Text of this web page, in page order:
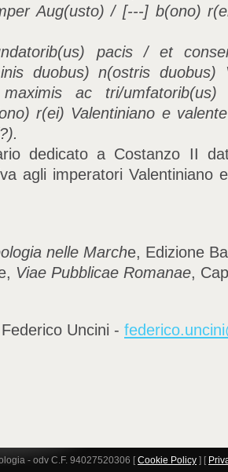
Aug(usto) / [---] b(ono)
pacis / et
duobus) n(ostris duobus)
ac tri/
r(ei) Valentiniano e
dedicato a Costanzo II
agli imperatori Valentiniano
nelle Marche, Edizione
Viae Pubblicae Romanae,
Federico Uncini -
- odv C.F. 94027520306 [Cookie Policy ] [